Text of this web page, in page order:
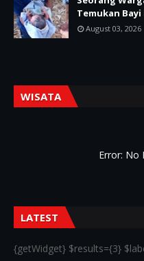
Temukan
August 03, 2026
WISATA
Error: No
LATEST
{getWidget} $results={3}